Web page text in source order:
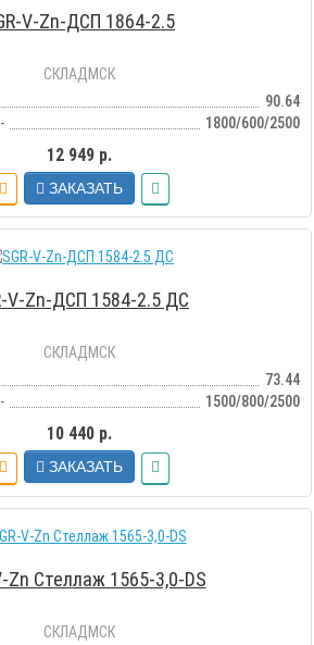
V-Zn-ДСП 1864-2.5
СКЛАДМСК
90.64
1800/600/2500
12 949 р.
ЗАКАЗАТЬ
V-Zn-ДСП 1584-2.5 ДС
СКЛАДМСК
73.44
1500/800/2500
10 440 р.
ЗАКАЗАТЬ
Zn Стеллаж 1565-3,0-DS
СКЛАДМСК